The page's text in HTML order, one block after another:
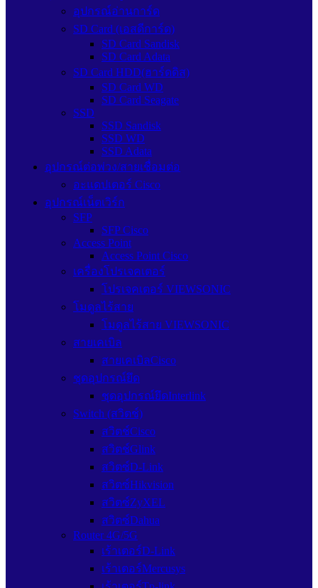
อุปกรณ์อ่านการ์ด
SD Card (เอสดีการ์ด)
SD Card Sandisk
SD Card Adata
SD Card HDD(ฮาร์ดดิส)
SD Card WD
SD Card Seagate
SSD
SSD Sandisk
SSD WD
SSD Adata
อุปกรณ์ต่อพ่วง/สายเชื่อมต่อ
อะแดปเตอร์ Cisco
อุปกรณ์เน็ตเวิร์ก
SFP
SFP Cisco
Access Point
Access Point Cisco
เครื่องโปรเจคเตอร์
โปรเจคเตอร์ VIEWSONIC
โมดูลไร้สาย
โมดูลไร้สาย VIEWSONIC
สายเคเบิล
สายเคเบิลCisco
ชุดอุปกรณ์ยึด
ชุดอุปกรณ์ยึดInterlink
Switch (สวิตช์)
สวิตช์Cisco
สวิตช์Glink
สวิตซ์D-Link
สวิตซ์Hikvision
สวิตซ์ZyXEL
สวิตซ์Dahua
Router 4G/5G
เร้าเตอร์D-Link
เร้าเตอร์Mercusys